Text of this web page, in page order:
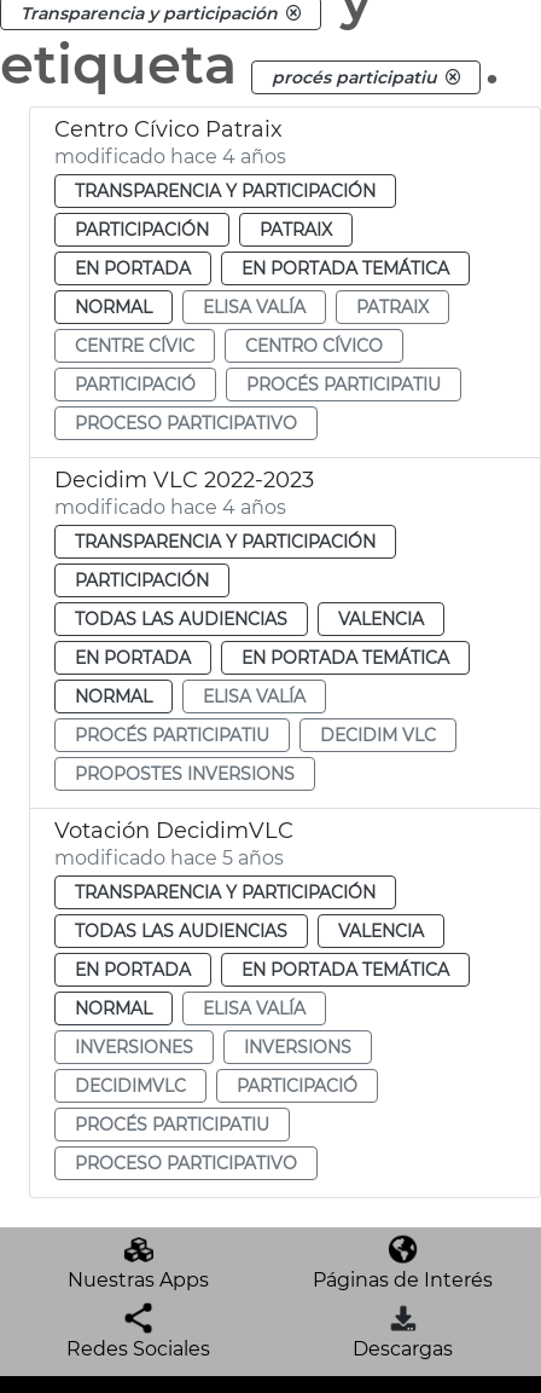
Transparencia y participación
etiqueta
procés participatiu .
Centro Cívico Patraix
modificado hace 4 años
TRANSPARENCIA Y PARTICIPACIÓN
PARTICIPACIÓN
PATRAIX
EN PORTADA
EN PORTADA TEMÁTICA
NORMAL
ELISA VALÍA
PATRAIX
CENTRE CÍVIC
CENTRO CÍVICO
PARTICIPACIÓ
PROCÉS PARTICIPATIU
PROCESO PARTICIPATIVO
Decidim VLC 2022-2023
modificado hace 4 años
TRANSPARENCIA Y PARTICIPACIÓN
PARTICIPACIÓN
TODAS LAS AUDIENCIAS
VALENCIA
EN PORTADA
EN PORTADA TEMÁTICA
NORMAL
ELISA VALÍA
PROCÉS PARTICIPATIU
DECIDIM VLC
PROPOSTES INVERSIONS
Votación DecidimVLC
modificado hace 5 años
TRANSPARENCIA Y PARTICIPACIÓN
TODAS LAS AUDIENCIAS
VALENCIA
EN PORTADA
EN PORTADA TEMÁTICA
NORMAL
ELISA VALÍA
INVERSIONES
INVERSIONS
DECIDIMVLC
PARTICIPACIÓ
PROCÉS PARTICIPATIU
PROCESO PARTICIPATIVO
Nuestras Apps Páginas de Interés
Redes Sociales Descargas